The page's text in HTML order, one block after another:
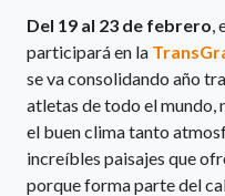
Del 19 al 23 de febrero
participará en la
se va consolidando año
atletas de todo el mundo,
el buen clima tanto
increíbles paisajes que
porque forma parte del